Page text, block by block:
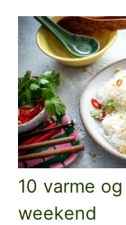
10 varme
weekend